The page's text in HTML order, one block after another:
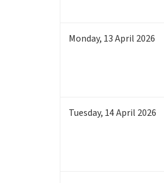
Monday, 13April 2026
Tuesday, 14April 2026